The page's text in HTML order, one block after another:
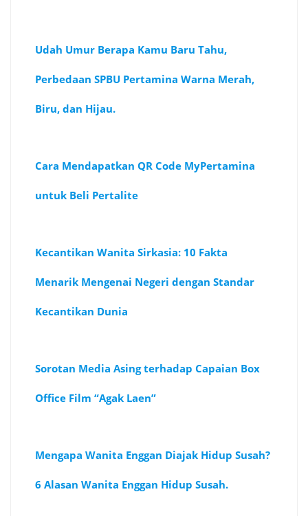
Udah Umur Berapa Kamu Baru Tahu,
Perbedaan SPBU Pertamina Warna Merah,
Biru, dan Hijau.
Cara Mendapatkan QR Code MyPertamina
untuk Beli Pertalite
Kecantikan Wanita Sirkasia: 10 Fakta
Menarik Mengenai Negeri dengan Standar
Kecantikan Dunia
Sorotan Media Asing terhadap Capaian Box
Office Film “Agak Laen”
Mengapa Wanita Enggan Diajak Hidup Susah?
6 Alasan Wanita Enggan Hidup Susah.